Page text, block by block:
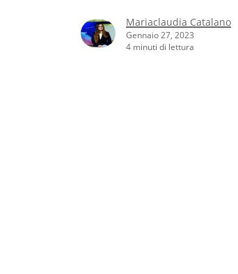
Mariaclaudia Catalano
Gennaio 27, 2023
4 minuti di lettura